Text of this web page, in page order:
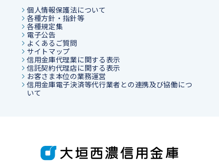
個人情報保護法について
各種方針・指針等
各種規定集
電子公告
よくあるご質問
サイトマップ
信用金庫代理業に関する表示
信託契約代理店に関する表示
お客さま本位の業務運営
信用金庫電子決済等代行業者との連携及び協働につ
いて